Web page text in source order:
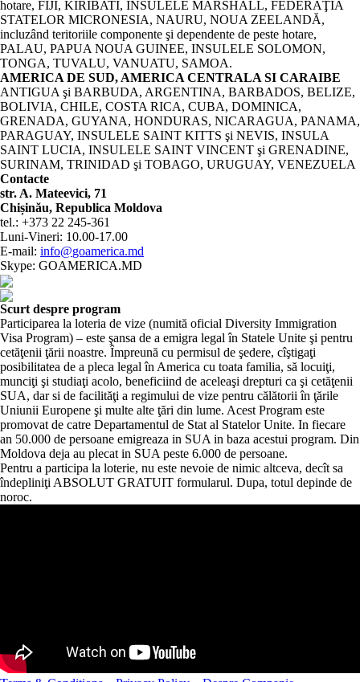
hotare, FIJI, KIRIBATI, INSULELE MARSHALL, FEDERAŢIA
STATELOR MICRONESIA, NAURU, NOUA ZEELANDĂ,
incluzând teritoriile componente şi dependente de peste hotare,
PALAU, PAPUA NOUA GUINEE, INSULELE SOLOMON,
TONGA, TUVALU, VANUATU, SAMOA.
AMERICA DE SUD, AMERICA CENTRALA SI CARAIBE
ANTIGUA şi BARBUDA, ARGENTINA, BARBADOS, BELIZE,
BOLIVIA, CHILE, COSTA RICA, CUBA, DOMINICA,
GRENADA, GUYANA, HONDURAS, NICARAGUA, PANAMA,
PARAGUAY, INSULELE SAINT KITTS şi NEVIS, INSULA
SAINT LUCIA, INSULELE SAINT VINCENT şi GRENADINE,
SURINAM, TRINIDAD şi TOBAGO, URUGUAY, VENEZUELA
Contacte
str. A. Mateevici, 71
Chișinău, Republica Moldova
tel.: +373 22 245-361
Luni-Vineri: 10.00-17.00
E-mail: info@goamerica.md
Skype: GOAMERICA.MD
Scurt despre program
Participarea la loteria de vize (numită oficial Diversity Immigration
Visa Program) – este şansa de a emigra legal în Statele Unite şi pentru
cetăţenii ţării noastre. Împreună cu permisul de şedere, cîştigaţi
posibilitatea de a pleca legal în America cu toata familia, să locuiţi,
munciţi şi studiaţi acolo, beneficiind de aceleaşi drepturi ca şi cetăţenii
SUA, dar si de facilităţi a regimului de vize pentru călătorii în ţările
Uniunii Europene şi multe alte ţări din lume. Acest Program este
promovat de catre Departamentul de Stat al Statelor Unite. In fiecare
an 50.000 de persoane emigreaza in SUA in baza acestui program. Din
Moldova deja au plecat in SUA peste 6.000 de persoane.
Pentru a participa la loterie, nu este nevoie de nimic altceva, decît sa
îndepliniţi ABSOLUT GRATUIT formularul. Dupa, totul depinde de
noroc.